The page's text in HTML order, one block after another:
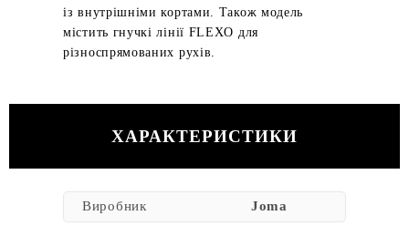
із внутрішніми кортами. Також модель
містить гнучкі лінії FLEXO для
різноспрямованих рухів.
ХАРАКТЕРИСТИКИ
Виробник Joma